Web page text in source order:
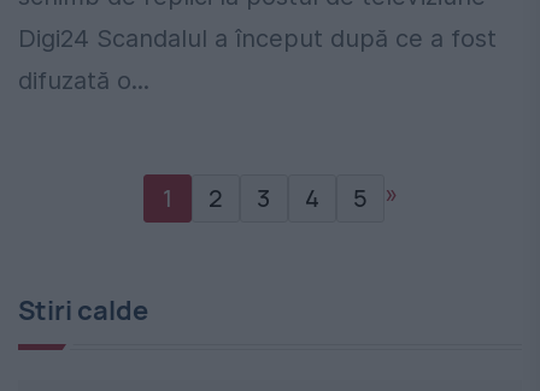
Digi24 Scandalul a început după ce a fost
difuzată o...
1 2 3 4 5 »
Stiri calde